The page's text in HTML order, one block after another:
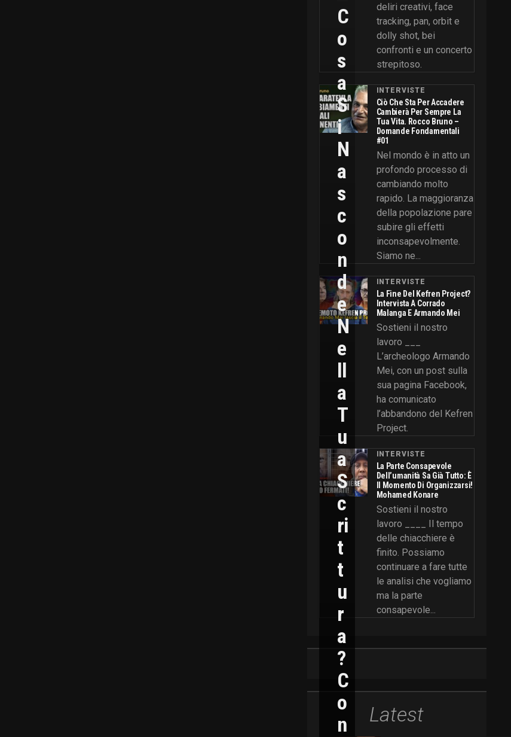
deliri creativi, face
tracking, pan, orbit e
dolly shot, bei
confronti e un concerto
strepitoso.
INTERVISTE
Ciò Che Sta Per Accadere
Cambierà Per Sempre La
Tua Vita. Rocco Bruno –
Domande Fondamentali
#01
Nel mondo è in atto un
profondo processo di
cambiando molto
rapido. La maggioranza
della popolazione pare
subire gli effetti
inconsapevolmente.
Siamo ne...
INTERVISTE
La Fine Del Kefren Project?
Intervista A Corrado
Malanga E Armando Mei
Sostieni il nostro
lavoro ___
L’archeologo Armando
Mei, con un post sulla
sua pagina Facebook,
ha comunicato
l’abbandono del Kefren
Project.
INTERVISTE
La Parte Consapevole
Dell’umanità Sa Già Tutto: È
Il Momento Di Organizzarsi!
Mohamed Konare
Sostieni il nostro
lavoro ____ Il tempo
delle chiacchiere è
finito. Possiamo
continuare a fare tutte
le analisi che vogliamo
ma la parte
consapevole...
Latest
C
O
S
A
S
I
N
A
S
C
O
N
D
E
N
E
Ll
A
T
U
A
S
C
Ri
T
T
U
R
A
?
C
O
N